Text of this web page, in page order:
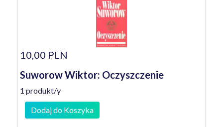
10,00 PLN
Suworow Wiktor: Oczyszczenie
1 produkt/y
Dodaj do Koszyka